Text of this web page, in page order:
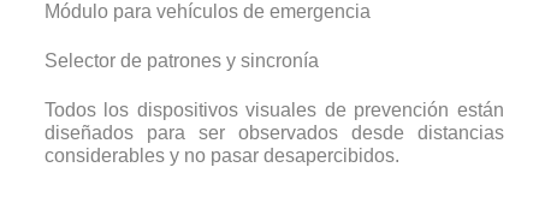
Módulo para vehículos de emergencia
Selector de patrones y sincronía
Todos los dispositivos visuales de prevención están
diseñados para ser observados desde distancias
considerables y no pasar desapercibidos.